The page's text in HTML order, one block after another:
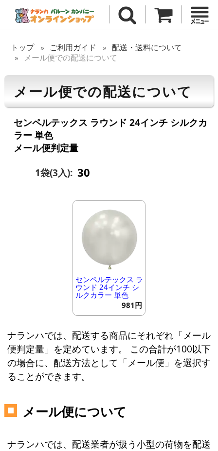
トップ ご利用ガイド
配送・送料について
メール便での配送について
メール便での配送について
センペルテックス ラウンド 24インチ シルクカ
ラー 単色
メール便判定量
1袋(3入): 30
センペルテックス ラ
ウンド 24インチ シ
ルクカラー 単色
981円
ナランハでは、配送する商品にそれぞれ「メール
便判定量」を定めています。 この合計が100以下
の場合に、配送方法として「メール便」を選択す
ることができます。
メール便について
ナランハでは、配送業者が扱う小型の荷物を配送